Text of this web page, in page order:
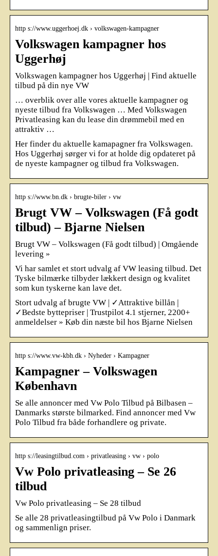
http s://www.uggerhoej.dk › volkswagen-kampagner
Volkswagen kampagner hos
Uggerhøj
Volkswagen kampagner hos Uggerhøj | Find aktuelle
tilbud på din nye VW
… overblik over alle vores aktuelle kampagner og
nyeste tilbud fra Volkswagen … Med Volkswagen
Privatleasing kan du lease din drømmebil med en
attraktiv …
Her finder du aktuelle kamapagner fra Volkswagen.
Hos Uggerhøj sørger vi for at holde dig opdateret på
de nyeste kampagner og tilbud fra Volkswagen.
http s://www.bn.dk › brugte-biler › vw
Brugt VW – Volkswagen (Få godt
tilbud) – Bjarne Nielsen
Brugt VW – Volkswagen (Få godt tilbud) | Omgående
levering »
Vi har samlet et stort udvalg af VW leasing tilbud. Det
Tyske bilmærke tilbyder lækkert design og kvalitet
som kun tyskerne kan lave det.
Stort udvalg af brugte VW | ✓Attraktive billån |
✓Bedste byttepriser | Trustpilot 4.1 stjerner, 2200+
anmeldelser » Køb din næste bil hos Bjarne Nielsen
http s://www.vw-kbh.dk › Nyheder › Kampagner
Kampagner – Volkswagen
København
Se alle annoncer med Vw Polo Tilbud på Bilbasen –
Danmarks største bilmarked. Find annoncer med Vw
Polo Tilbud fra både forhandlere og private.
http s://leasingtilbud.com › privatleasing › vw › polo
Vw Polo privatleasing – Se 26
tilbud
Vw Polo privatleasing – Se 28 tilbud
Se alle 28 privatleasingtilbud på Vw Polo i Danmark
og sammenlign priser.